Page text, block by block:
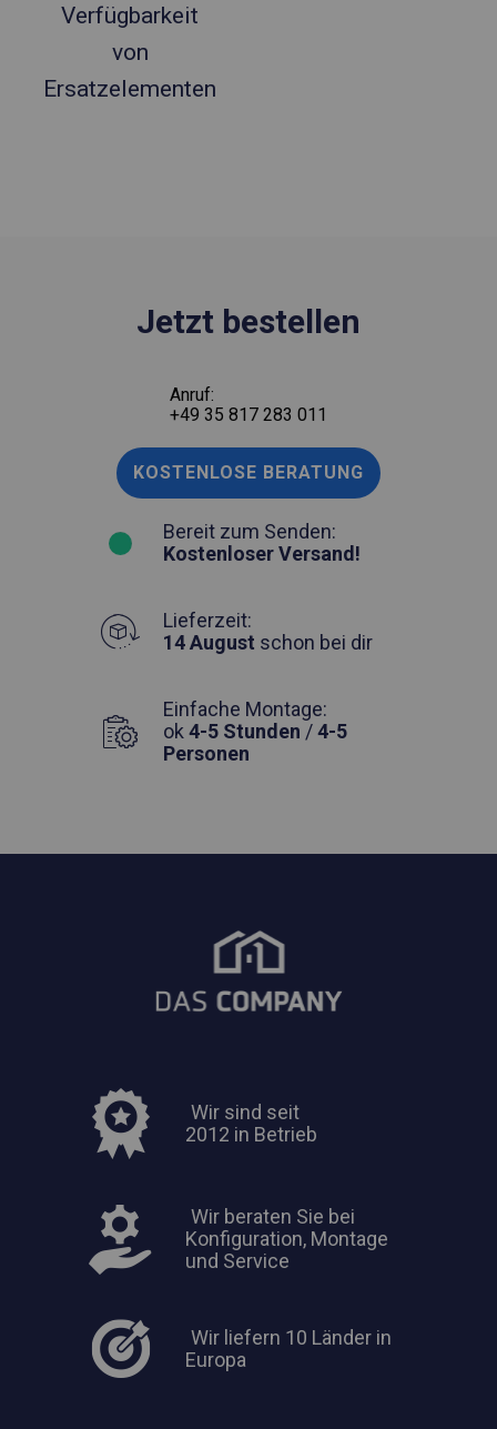
Verfügbarkeit
von
Ersatzelementen
Jetzt bestellen
Anruf:
+49 35 817 283 011
KOSTENLOSE BERATUNG
Bereit zum Senden:
Kostenloser Versand!
Lieferzeit:
14 August schon bei dir
Einfache Montage:
ok 4-5 Stunden /4-5
Personen
Wir sind seit
2012 in Betrieb
Wir beraten Sie bei
Konfiguration, Montage
und Service
Wir liefern 10 Länder in
Europa